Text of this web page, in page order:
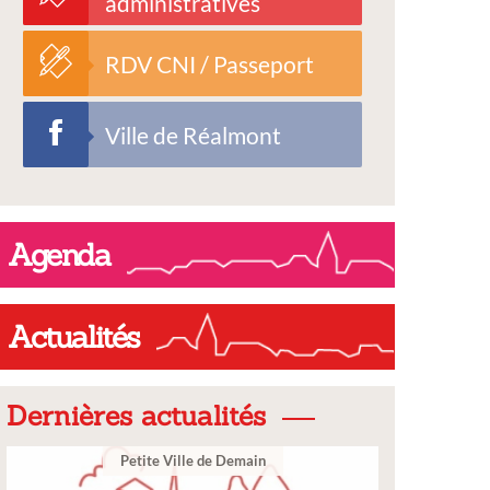
RDV CNI / Passeport
Ville de Réalmont
Agenda
Actualités
Dernières actualités
Ville de Demain